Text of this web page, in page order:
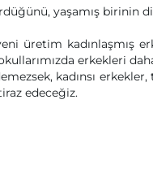
yaşamış birinin
üretim kadınlaşmış
erkekleri
kadınsı
edeceğiz.